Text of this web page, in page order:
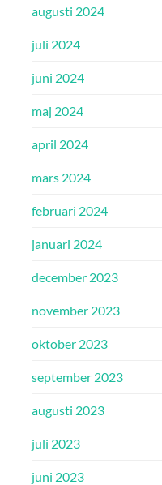
augusti 2024
juli 2024
juni 2024
maj 2024
april 2024
mars 2024
februari 2024
januari 2024
december 2023
november 2023
oktober 2023
september 2023
augusti 2023
juli 2023
juni 2023